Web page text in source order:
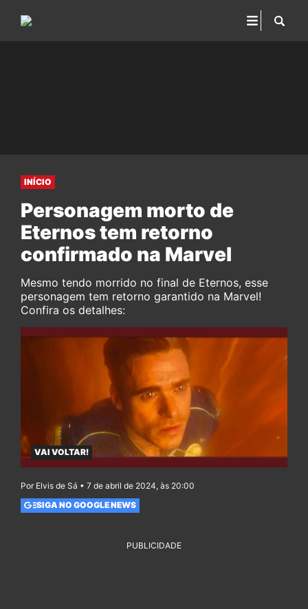
INÍCIO
Personagem morto de
Eternos tem retorno
confirmado na Marvel
Mesmo tendo morrido no final de Eternos, esse
personagem tem retorno garantido na Marvel!
Confira os detalhes:
VAI VOLTAR!
Por Elvis de Sá • 7 de abril de 2024, às 20:00
SIGA NO GOOGLE NEWS
PUBLICIDADE